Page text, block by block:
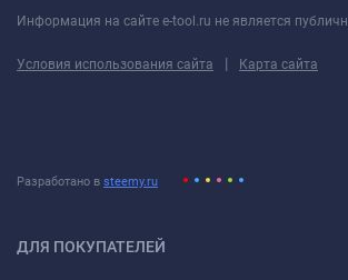
Информация на сайте e-tool.ru не является
Условия использования сайта | Карта сайта
Разработано в steemy.ru
ДЛЯ ПОКУПАТЕЛЕЙ